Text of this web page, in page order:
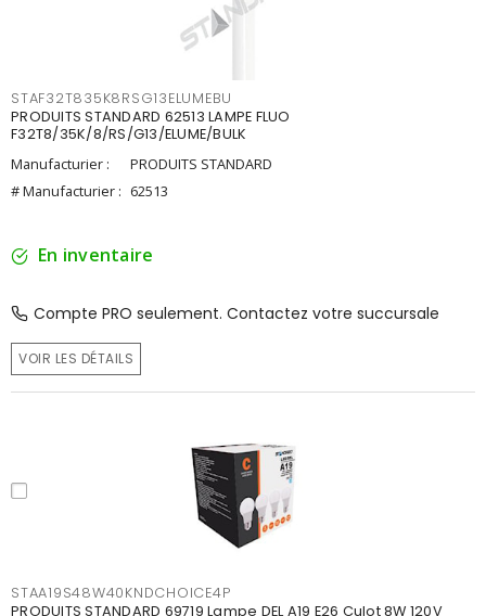
STAF32T835K8RSG13ELUMEBU
PRODUITS STANDARD 62513 LAMPE FLUO
F32T8/35K/8/RS/G13/ELUME/BULK
Manufacturier :
PRODUITS STANDARD
# Manufacturier : 62513
En inventaire
Compte PRO seulement. Contactez votre succursale
VOIR LES DÉTAILS
STAA19S48W40KNDCHOICE4P
PRODUITS STANDARD 69719 Lampe DEL A19 E26 Culot 8W 120V